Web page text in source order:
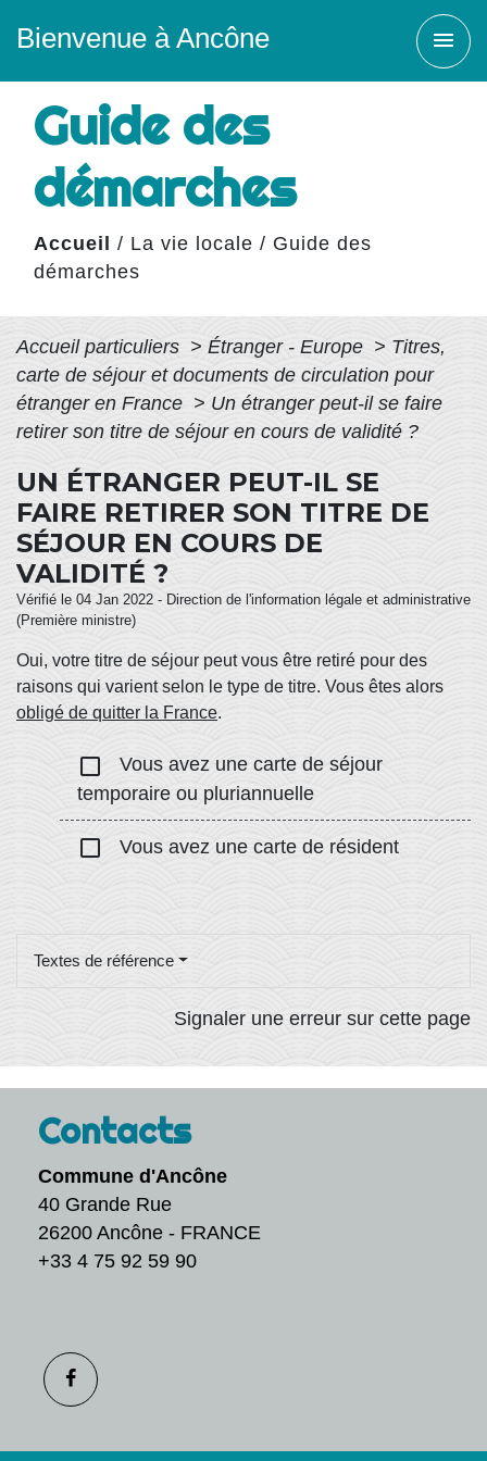
Bienvenue à Ancône menu
Guide des
démarches
Accueil / La vie locale / Guide des
démarches
Accueil particuliers > Étranger - Europe > Titres,
carte de séjour et documents de circulation pour
étranger en France > Un étranger peut-il se faire
retirer son titre de séjour en cours de validité ?
UN ÉTRANGER PEUT-IL SE
FAIRE RETIRER SON TITRE DE
SÉJOUR EN COURS DE
VALIDITÉ ?
Vérifié le 04 Jan 2022 - Direction de l'information légale et administrative
(Première ministre)
Oui, votre titre de séjour peut vous être retiré pour des
raisons qui varient selon le type de titre. Vous êtes alors
obligé de quitter la France.
check_box_outline_blank
Vous avez une carte de séjour
temporaire ou pluriannuelle
check_box_outline_blank Vous avez une carte de résident
Textes de référence
Signaler une erreur sur cette page
Contacts
Commune d'Ancône
40 Grande Rue
26200 Ancône - FRANCE
+33 4 75 92 59 90